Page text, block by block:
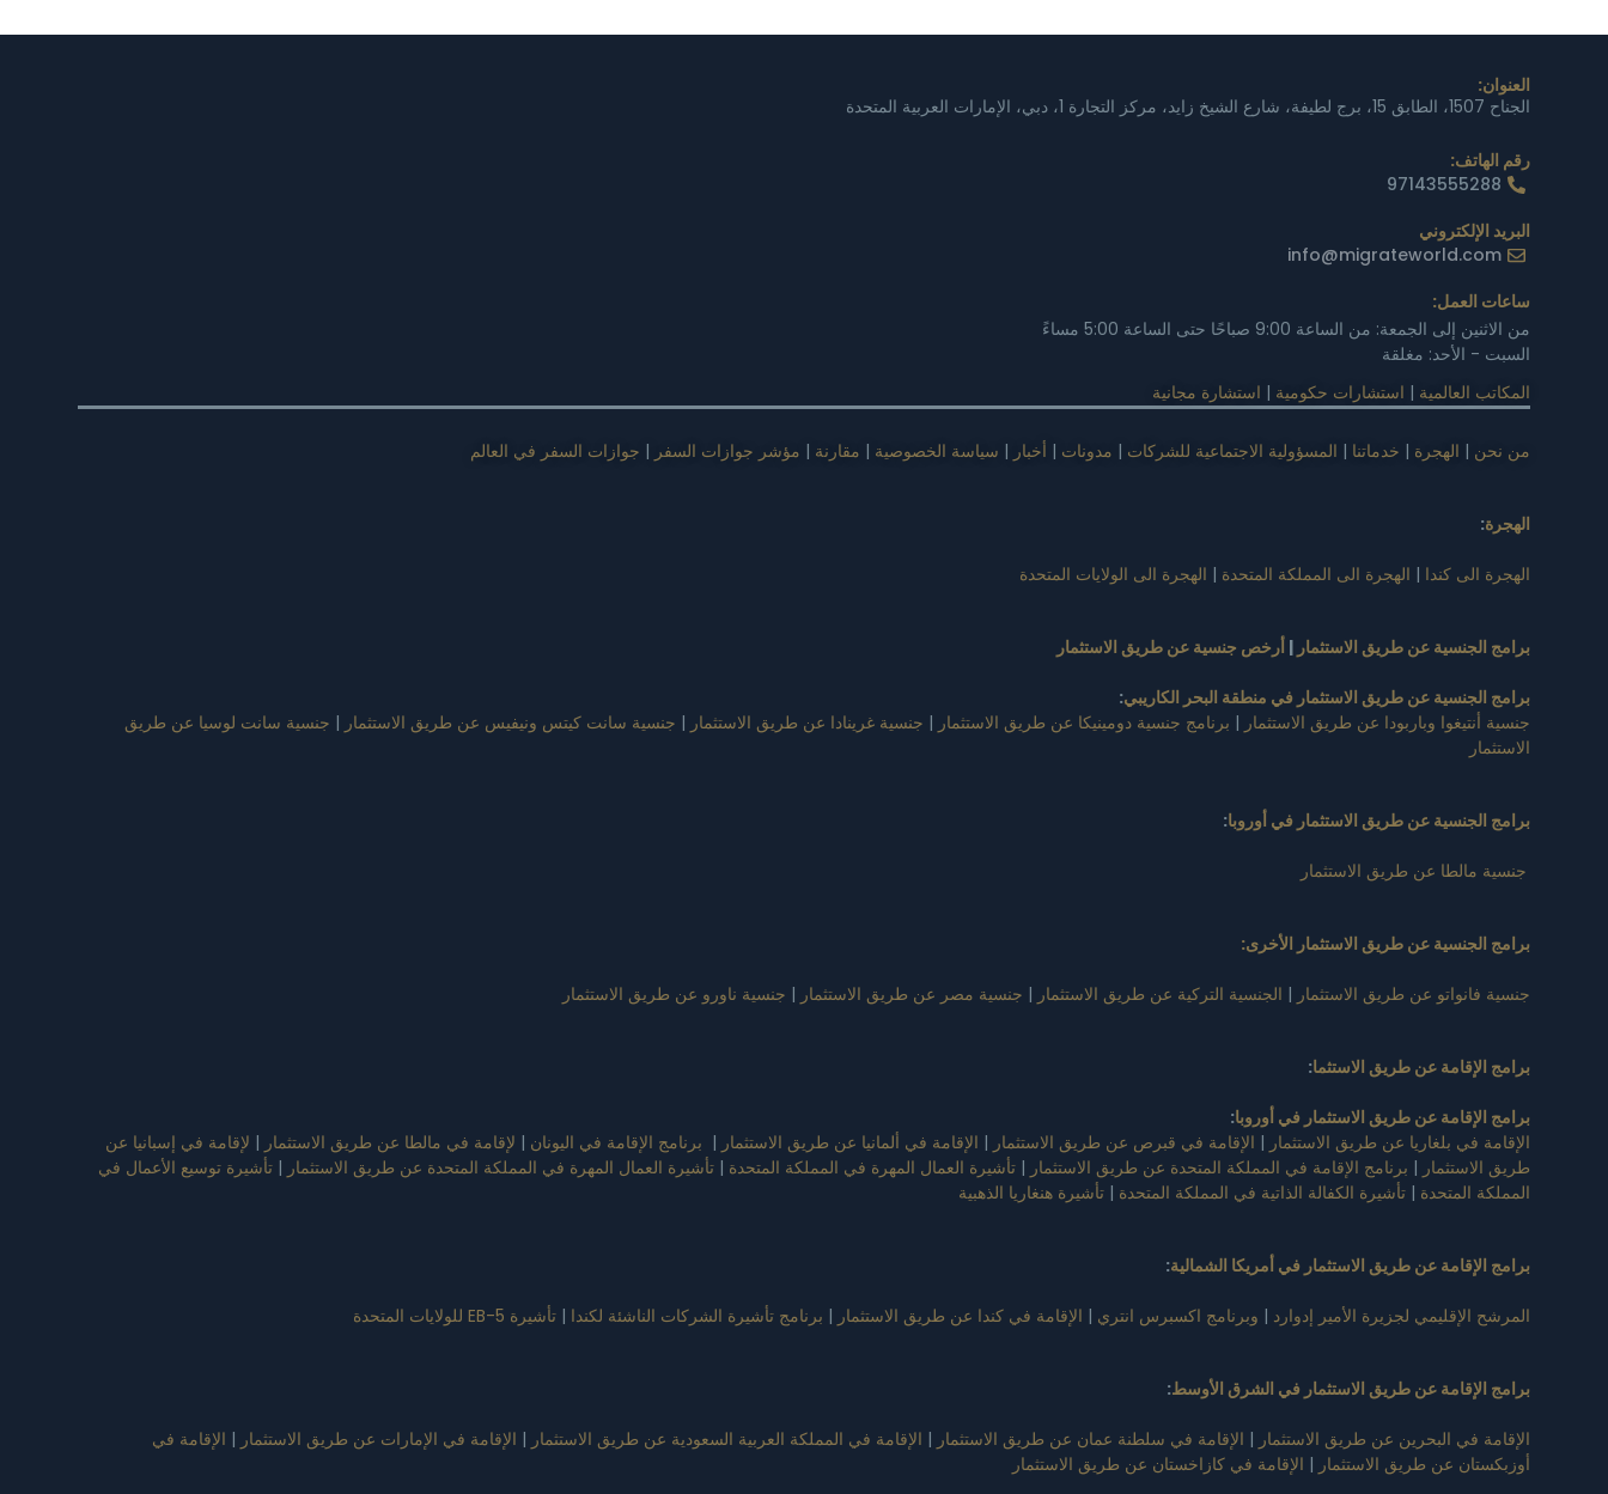
العنوان:
الجناح 1507، الطابق 15، برج لطيفة، شارع الشيخ زايد، مركز التجارة 1، دبي، الإمارات العربية المتحدة
رقم الهاتف:
97143555288
البريد الإلكتروني
info@migrateworld.com
ساعات العمل:
من الاثنين إلى الجمعة: من الساعة 9:00 صباحًا حتى الساعة 5:00 مساءً
السبت - الأحد: مغلقة
المكاتب العالمية | استشارات حكومية | استشارة مجانية
من نحن | الهجرة | خدماتنا | المسؤولية الاجتماعية للشركات | مدونات | أخبار | سياسة الخصوصية | مقارنة | مؤشر جوازات السفر | جوازات السفر في العالم
الهجرة:
الهجرة الى كندا | الهجرة الى المملكة المتحدة | الهجرة الى الولايات المتحدة
برامج الجنسية عن طريق الاستثمار | أرخص جنسية عن طريق الاستثمار
برامج الجنسية عن طريق الاستثمار في منطقة البحر الكاريبي:
جنسية أنتيغوا وباربودا عن طريق الاستثمار | برنامج جنسية دومينيكا عن طريق الاستثمار | جنسية غرينادا عن طريق الاستثمار | جنسية سانت كيتس ونيفيس عن طريق الاستثمار | جنسية سانت لوسيا عن طريق
الاستثمار
برامج الجنسية عن طريق الاستثمار في أوروبا:
جنسية مالطا عن طريق الاستثمار
برامج الجنسية عن طريق الاستثمار الأخرى:
جنسية فانواتو عن طريق الاستثمار | الجنسية التركية عن طريق الاستثمار | جنسية مصر عن طريق الاستثمار | جنسية ناورو عن طريق الاستثمار
برامج الإقامة عن طريق الاستثما:
برامج الإقامة عن طريق الاستثمار في أوروبا:
الإقامة في بلغاريا عن طريق الاستثمار | الإقامة في قبرص عن طريق الاستثمار | الإقامة في ألمانيا عن طريق الاستثمار | برنامج الإقامة في اليونان | لإقامة في مالطا عن طريق الاستثمار | لإقامة في إسبانيا عن
طريق الاستثمار | برنامج الإقامة في المملكة المتحدة عن طريق الاستثمار | تأشيرة العمال المهرة في المملكة المتحدة | تأشيرة العمال المهرة في المملكة المتحدة عن طريق الاستثمار | تأشيرة توسيع الأعمال في
المملكة المتحدة | تأشيرة الكفالة الذاتية في المملكة المتحدة | تأشيرة هنغاريا الذهبية
برامج الإقامة عن طريق الاستثمار في أمريكا الشمالية:
المرشح الإقليمي لجزيرة الأمير إدوارد | وبرنامج اكسبرس انتري | الإقامة في كندا عن طريق الاستثمار | برنامج تأشيرة الشركات الناشئة لكندا | تأشيرة EB-5 للولايات المتحدة
برامج الإقامة عن طريق الاستثمار في الشرق الأوسط:
الإقامة في البحرين عن طريق الاستثمار | الإقامة في سلطنة عمان عن طريق الاستثمار | الإقامة في المملكة العربية السعودية عن طريق الاستثمار | الإقامة في الإمارات عن طريق الاستثمار | الإقامة في
أوزبكستان عن طريق الاستثمار | الإقامة في كازاخستان عن طريق الاستثمار